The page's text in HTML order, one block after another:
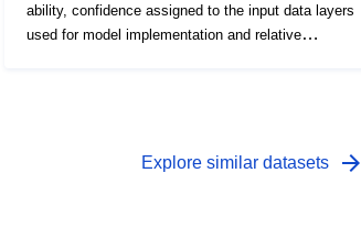
ability, confidence assigned to the input data layers
used for model implementation and relative
ranging between 0 and 1; ConfCat is the relative
Explore similar datasets arrow_forward